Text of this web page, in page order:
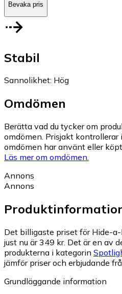
Bevaka pris
Stabil
Sannolikhet: Hög
Omdömen
Berätta vad du tycker om
omdömen. Prisjakt kontrollerar
omdömen har använt eller
Läs mer om omdömen.
Annons
Annons
Det billigaste priset för Hide-
just nu är 349 kr. Det är en av
produkterna i kategorin
jämför priser och erbjudande
Grundläggande information